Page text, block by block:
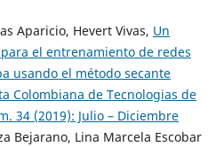
Aparicio, Hevert Vivas, Un
el entrenamiento de redes
usando el método secante
Colombiana de Tecnologias de
34 (2019): Julio – Diciembre
Bejarano, Lina Marcela Escobar